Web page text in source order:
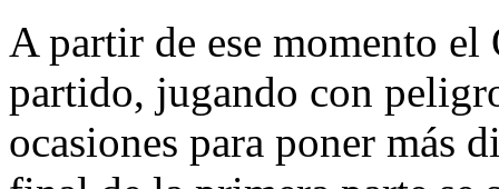
A partir de ese momento
partido, jugando con
ocasiones para poner más